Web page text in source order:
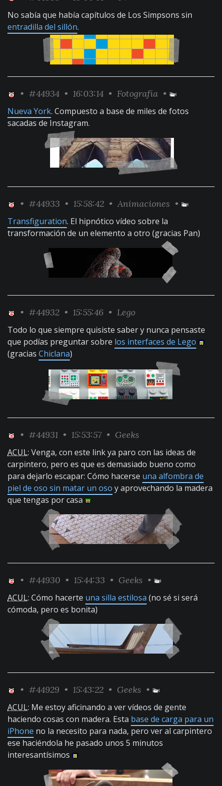
No sabía que había capítulos de Los Simpsons sin
entradilla del sillón.
• #44934 • 16:03:14 • Fotografía •
Nueva York. Compuesto a base de miles de fotos
sacadas de Instagram.
• #44933 • 15:58:42 • Animaciones •
Transfiguration. El hipnótico vídeo sobre la
transformación de un elemento a otro (gracias Pan)
• #44932 • 15:55:46 • Lego
Todo lo que siempre quisiste saber y nunca pensaste
que podías preguntar sobre los interfaces de Lego
(gracias Chiclana)
• #44931 • 15:53:57 • Geeks
ACUL: Venga, con este link ya paro con las ideas de
carpintero, pero es que es demasiado bueno como
para dejarlo escapar: Cómo hacerse una alfombra de
piel de oso sin matar un oso y aprovechando la madera
que tengas por casa
• #44930 • 15:44:33 • Geeks •
ACUL: Cómo hacerte una silla estilosa (no sé si será
cómoda, pero es bonita)
• #44929 • 15:43:22 • Geeks •
ACUL: Me estoy aficinando a ver vídeos de gente
haciendo cosas con madera. Esta base de carga para un
iPhone no la necesito para nada, pero ver al carpintero
ese haciéndola he pasado unos 5 minutos
interesantísimos